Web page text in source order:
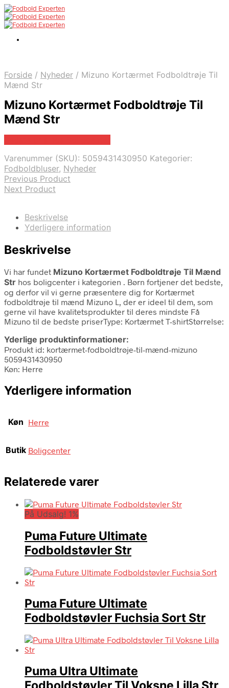
Forside / Nyheder / Mizuno Kortærmet Fodboldtrøje Til
Mænd Str
Mizuno Kortærmet Fodboldtrøje Til
Mænd Str
Varenummer (SKU): 5059431430950 Kategorier:
Fodboldbluser, Nyheder
Previous Product
Next Product
Beskrivelse
Yderligere information
Beskrivelse
Vi har fundet Mizuno Kortærmet Fodboldtrøje Til Mænd
Str hos boligcenter i kategorien . Børn fortjener det bedste,
og derfor vil vi gerne præsentere dig for Kortærmet
fodboldtrøje til mænd Mizuno L, der er ideel til dem, som
gerne vil have kvalitetsprodukter til deres mindste Få
Mizuno til de bedste priserType: Kortærmet T-shirtStørrelse:
Yderlige produktinformationer:
Produkt id: kortærmet-fodboldtrøje-til-mænd-mizuno
5059431430950
Køn: Herre
Yderligere information
Køn Herre
Butik Boligcenter
Relaterede varer
På Udsalg! 1%
Puma Future Ultimate
Fodboldstøvler Str
Puma Future Ultimate
Fodboldstøvler Fuchsia Sort Str
Puma Ultra Ultimate